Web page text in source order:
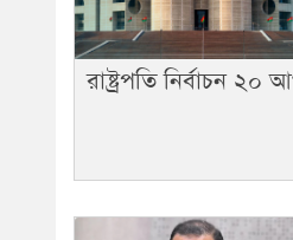
রাষ্ট্রপতি নির্বাচন ২০